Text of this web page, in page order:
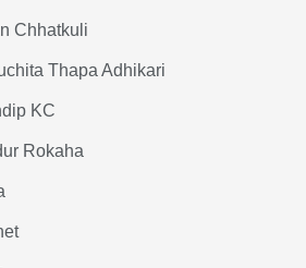
Chhatkuli
Thapa Adhikari
KC
Rokaha